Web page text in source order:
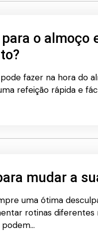
o almoço
fazer na hora do
refeição rápida e
mudar a
uma ótima
rotinas diferentes
podem…